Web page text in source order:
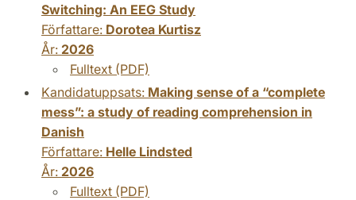
Switching: An EEG Study
Författare: Dorotea Kurtisz
År: 2026
Fulltext (PDF)
Kandidatuppsats: Making sense of a “complete
mess”: a study of reading comprehension in
Danish
Författare: Helle Lindsted
År: 2026
Fulltext (PDF)